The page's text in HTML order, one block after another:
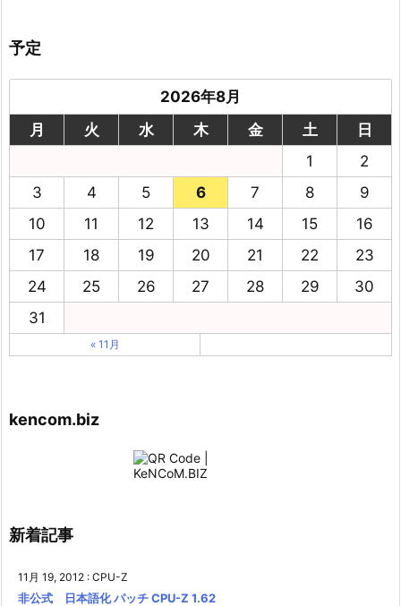
予定
2026年8月
月
火 水 木 金 土
日
1
2
3
4 5 6 7 8
9
10
11 12 13 14 15
16
17
18 19 20 21 22
23
24
25 26 27 28 29
30
31
« 11月
kencom.biz
新着記事
11月 19, 2012 : CPU-Z
非公式 日本語化 パッチ CPU-Z 1.62